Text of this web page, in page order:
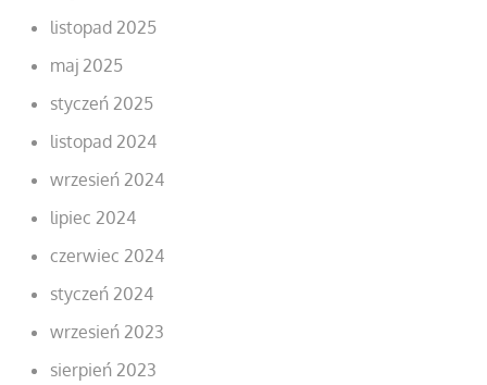
listopad 2025
maj 2025
styczeń 2025
listopad 2024
wrzesień 2024
lipiec 2024
czerwiec 2024
styczeń 2024
wrzesień 2023
sierpień 2023